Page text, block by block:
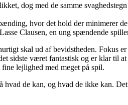
dog med de samme
hvor det hold der minimerer
Clausen, en ung spændende
skal ud af bevidstheden. Fokus
sidste været fantastisk og er klar til
lejlighed med meget på spil.
de kan, og hvad de ikke kan.